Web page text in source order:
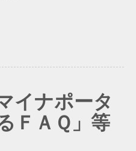
イナポータ
ＦＡＱ」等